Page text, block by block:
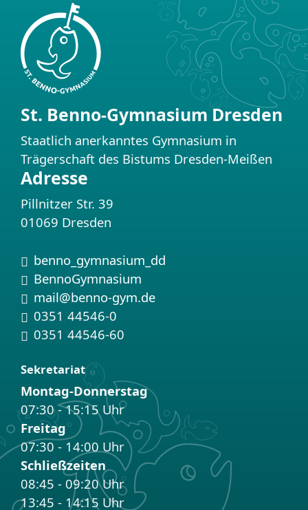
St. Benno-Gymnasium Dresden
Staatlich anerkanntes Gymnasium in
Trägerschaft des Bistums Dresden-Meißen
Adresse
Pillnitzer Str. 39
01069 Dresden
Instagram:
benno_gymnasium_dd
Facebook:
BennoGymnasium
Email:
mail@benno-gym.de
Telefon:
0351 44546-0
Fax:0351 44546-60
Sekretariat
Montag-Donnerstag
07:30 - 15:15 Uhr
Freitag
07:30 - 14:00 Uhr
Schließzeiten
08:45 - 09:20 Uhr
13:45 - 14:15 Uhr